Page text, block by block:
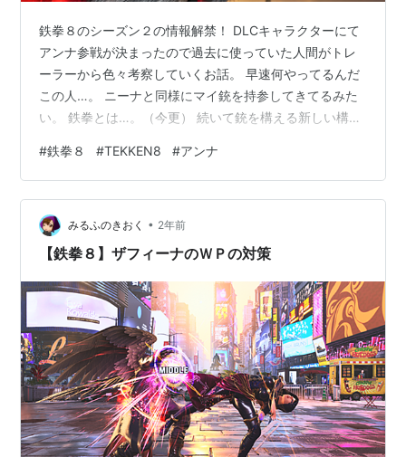
鉄拳８のシーズン２の情報解禁！ DLCキャラクターにて
アンナ参戦が決まったので過去に使っていた人間がトレ
ーラーから色々考察していくお話。 早速何やってるんだ
この人…。 ニーナと同様にマイ銃を持参してきてるみた
い。 鉄拳とは…。（今更） 続いて銃を構える新しい構え
の新派生から写真の構えにいくっぽい。 さらにここから
懐かしのカオスジャッジメントにも移行していました！
細かいんですがアンナの代名詞ワザ、アガペイトアロー
通称アガペに青いエフェクトが追加されていますね。 と
いうことは簡易コマンドが追加されて扱いやすくなるの
#鉄拳８ #TEKKEN8 #アンナ
みるふのきおく • 2年前
【鉄拳８】ザフィーナのＷＰの対策